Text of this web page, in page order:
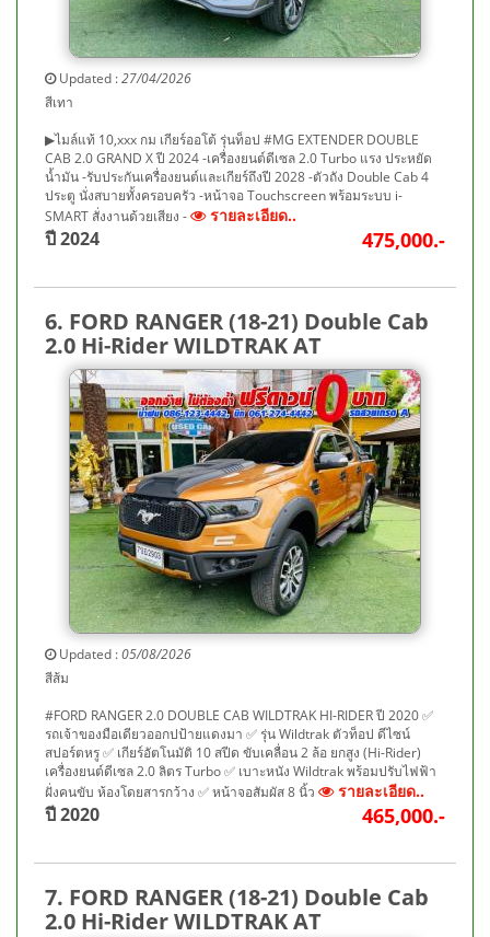
Updated :27/04/2026
สีเทา
▶ไมล์แท้ 10,xxx กม เกียร์ออโต้ รุ่นท็อป #MG EXTENDER DOUBLE
CAB 2.0 GRAND X ปี 2024 -เครื่องยนต์ดีเซล 2.0 Turbo แรง ประหยัด
น้ำมัน -รับประกันเครื่องยนต์และเกียร์ถึงปี 2028 -ตัวถัง Double Cab 4
ประตู นั่งสบายทั้งครอบครัว -หน้าจอ Touchscreen พร้อมระบบ i-
SMART สั่งงานด้วยเสียง -
รายละเอียด..
ปี 2024 475,000.-
6. FORD RANGER (18-21) Double Cab
2.0 Hi-Rider WILDTRAK AT
Updated :05/08/2026
สีส้ม
#FORD RANGER 2.0 DOUBLE CAB WILDTRAK HI-RIDER ปี 2020 ✅
รถเจ้าของมือเดียวออกปป้ายแดงมา ✅ รุ่น Wildtrak ตัวท็อป ดีไซน์
สปอร์ตหรู ✅ เกียร์อัตโนมัติ 10 สปีด ขับเคลื่อน 2 ล้อ ยกสูง (Hi-Rider)
เครื่องยนต์ดีเซล 2.0 ลิตร Turbo ✅ เบาะหนัง Wildtrak พร้อมปรับไฟฟ้า
ฝั่งคนขับ ห้องโดยสารกว้าง ✅ หน้าจอสัมผัส 8 นิ้ว
รายละเอียด..
ปี 2020 465,000.-
7. FORD RANGER (18-21) Double Cab
2.0 Hi-Rider WILDTRAK AT